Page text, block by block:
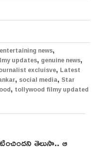
entertaining news,
updates, genuine news,
excluisve, Latest
, social media, Star
, tollywood filmy updated
తెలుసా.. ఆ